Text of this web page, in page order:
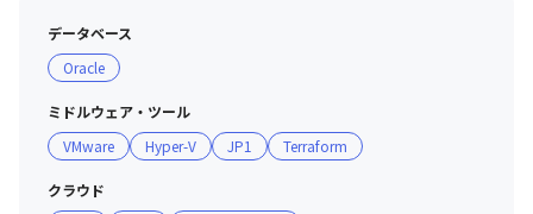
データベース
Oracle
ミドルウェア・ツール
VMware
Hyper-V JP1 Terraform
クラウド